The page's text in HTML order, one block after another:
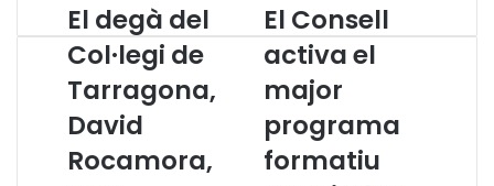
E
l
d
e
à
d
e
El degà del
Col·legi de
Tarragona,
David
Rocamora,
E
l
C
o
s
e
l
El Consell
activa el
major
programa
formatiu